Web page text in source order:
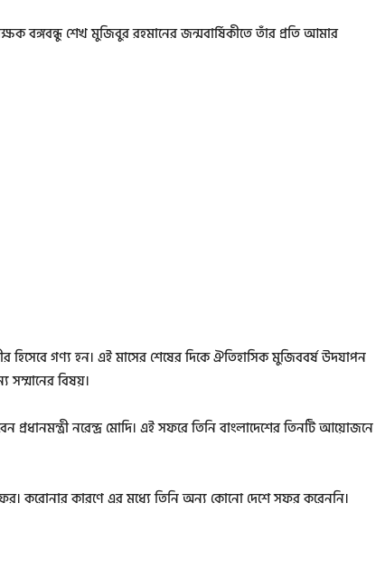
বঙ্গবন্ধু শেখ মুজিবুর রহমানের জন্মবার্ষিকীতে তাঁর প্রতি আমার
গণ্য হন। এই মাসের শেষের দিকে ঐতিহাসিক মুজিববর্ষ উদযাপন
বিষয়।
প্রধানমন্ত্রী নরেন্দ্র মোদি। এই সফরে তিনি বাংলাদেশের তিনটি আয়োজনে
করোনার কারণে এর মধ্যে তিনি অন্য কোনো দেশে সফর করেননি।